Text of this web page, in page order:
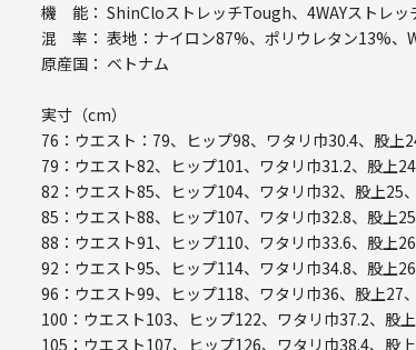
機 能： ShinCloストレッチTough、4WAYストレッ
混 率： 表地：ナイロン87%、ポリウレタン13%、
原産国： ベトナム
実寸（cm）
76：ウエスト：79、ヒップ98、ワタリ巾30.4、股上
79：ウエスト82、ヒップ101、ワタリ巾31.2、股上
82：ウエスト85、ヒップ104、ワタリ巾32、股上25
85：ウエスト88、ヒップ107、ワタリ巾32.8、股上
88：ウエスト91、ヒップ110、ワタリ巾33.6、股上
92：ウエスト95、ヒップ114、ワタリ巾34.8、股上
96：ウエスト99、ヒップ118、ワタリ巾36、股上27
100：ウエスト103、ヒップ122、ワタリ巾37.2、股
105：ウエスト107、ヒップ126、ワタリ巾38.4、股